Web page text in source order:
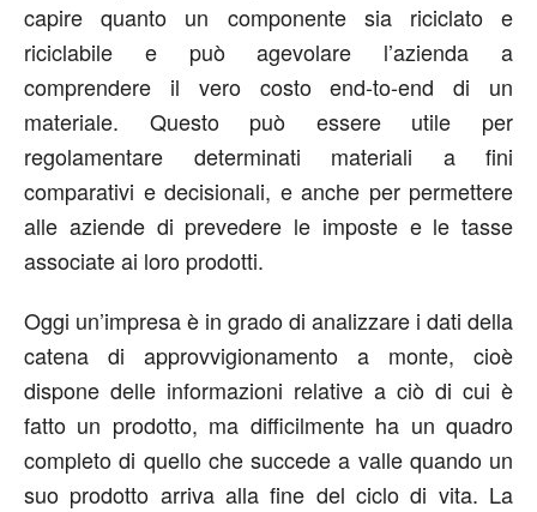
capire quanto un componente sia riciclato e
riciclabile e può agevolare l’azienda a
comprendere il vero costo end-to-end di un
materiale. Questo può essere utile per
regolamentare determinati materiali a fini
comparativi e decisionali, e anche per permettere
alle aziende di prevedere le imposte e le tasse
associate ai loro prodotti.
Oggi un’impresa è in grado di analizzare i dati della
catena di approvvigionamento a monte, cioè
dispone delle informazioni relative a ciò di cui è
fatto un prodotto, ma difficilmente ha un quadro
completo di quello che succede a valle quando un
suo prodotto arriva alla fine del ciclo di vita. La